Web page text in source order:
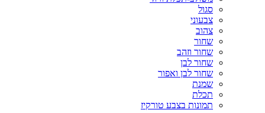
סגול
צבעוני
צהוב
שחור
שחור וזהב
שחור לבן
שחור לבן ואפור
שמנת
תכלת
תמונות בצבע טורקיז